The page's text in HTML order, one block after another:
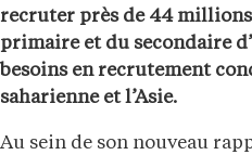
recruter près de 44 millions
primaire et du secondaire
besoins en recrutement
saharienne et l’Asie.
Au sein de son nouveau